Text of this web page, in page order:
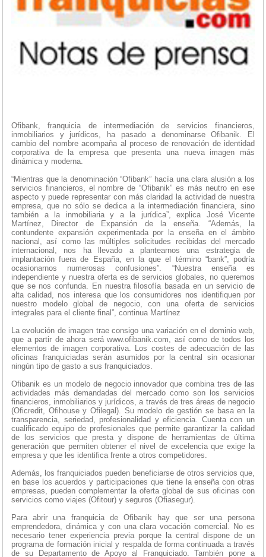
Ofibank, franquicia de intermediación de servicios financieros,
inmobiliarios y jurídicos, ha pasado a denominarse Ofibanik. El
cambio del nombre acompaña al proceso de renovación de identidad
corporativa de la empresa que presenta una nueva imagen más
dinámica y moderna.
“Mientras que la denominación “Ofibank” hacía una clara alusión a los
servicios financieros, el nombre de “Ofibanik” es más neutro en ese
aspecto y puede representar con más claridad la actividad de nuestra
empresa, que no sólo se dedica a la intermediación financiera, sino
también a la inmobiliaria y a la jurídica”, explica José Vicente
Martínez, Director de Expansión de la enseña. “Además, la
contundente expansión experimentada por la enseña en el ámbito
nacional, así como las múltiples solicitudes recibidas del mercado
internacional, nos ha llevado a plantearnos una estrategia de
implantación fuera de España, en la que el término “bank”, podría
ocasionarnos numerosas confusiones”. “Nuestra enseña es
independiente y nuestra oferta es de servicios globales, no queremos
que se nos confunda. En nuestra filosofía basada en un servicio de
alta calidad, nos interesa que los consumidores nos identifiquen por
nuestro modelo global de negocio, con una oferta de servicios
integrales para el cliente final”, continua Martínez
La evolución de imagen trae consigo una variación en el dominio web,
que a partir de ahora será www.ofibanik.com, así como de todos los
elementos de imagen corporativa. Los costes de adecuación de las
oficinas franquiciadas serán asumidos por la central sin ocasionar
ningún tipo de gasto a sus franquiciados.
Ofibanik es un modelo de negocio innovador que combina tres de las
actividades más demandadas del mercado como son los servicios
financieros, inmobiliarios y jurídicos, a través de tres áreas de negocio
(Oficredit, Ofihouse y Ofilegal). Su modelo de gestión se basa en la
transparencia, seriedad, profesionalidad y eficiencia. Cuenta con un
cualificado equipo de profesionales que permite garantizar la calidad
de los servicios que presta y dispone de herramientas de última
generación que permiten obtener el nivel de excelencia que exige la
empresa y que les identifica frente a otros competidores.
Además, los franquiciados pueden beneficiarse de otros servicios que,
en base los acuerdos y participaciones que tiene la enseña con otras
empresas, pueden complementar la oferta global de sus oficinas con
servicios como viajes (Ofitour) y seguros (Ofiasegur).
Para abrir una franquicia de Ofibanik hay que ser una persona
emprendedora, dinámica y con una clara vocación comercial. No es
necesario tener experiencia previa porque la central dispone de un
programa de formación inicial y respalda de forma continuada a través
de su Departamento de Apoyo al Franquiciado. También pone a